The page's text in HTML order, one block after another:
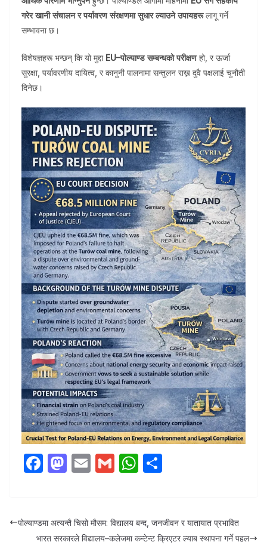
गरेर खानी संचालन र पर्यावरण संरक्षणमा सुधार ल्याउने उपायहरूलागू गर्ने
सम्भावना छ।
विशेषज्ञहरू भन्छन् कि यो मुद्दा EU–पोल्याण्ड सम्बन्धको परीक्षणहो, र ऊर्जा
सुरक्षा, पर्यावरणीय दायित्व, र कानुनी पालनामा सन्तुलन राख्न दुवै पक्षलाई चुनौती
दिनेछ।
F
e
b
M
o
d
E
G
W
s
A
e
पोल्याण्डमा अत्यन्तै चिसो मौसम: विद्यालय बन्द, जनजीवन र यातायात प्रभावित
भारत सरकारले विद्यालय–कलेजमा कन्टेन्ट क्रिएटर ल्याब स्थापना गर्ने पहल